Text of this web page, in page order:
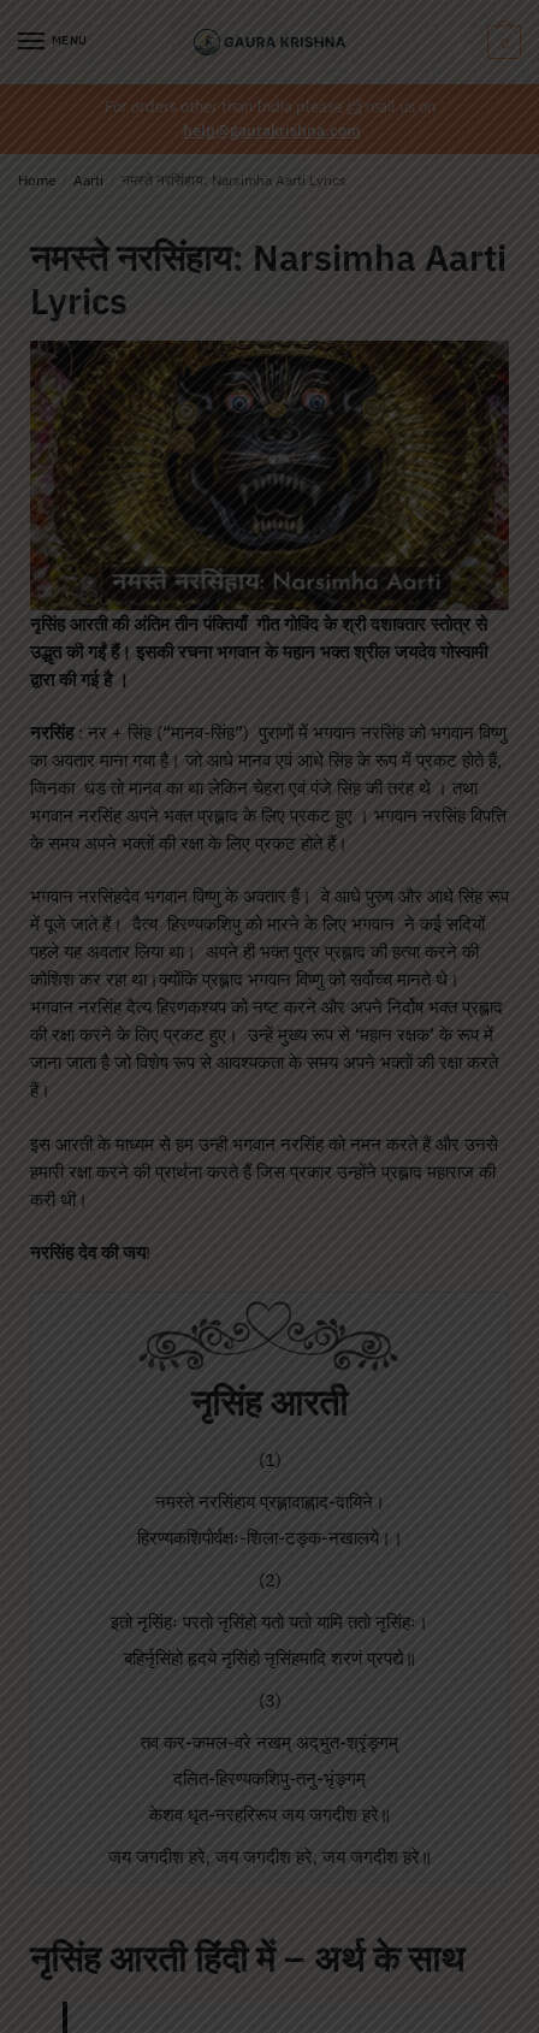
MENU 0
For orders other than India please 📨 mail us on
help@gaurakrishna.com
Home Aarti नमस्ते नरसिंहाय: Narsimha Aarti Lyrics
नमस्ते नरसिंहाय: Narsimha Aarti
Lyrics
नृसिंह आरती की अंतिम तीन पंक्तियाँ गीत गोविंद के श्री दशावतार स्तोत्र से
उद्धृत की गईं हैं। इसकी रचना भगवान के महान भक्त श्रील जयदेव गोस्वामी
द्वारा की गई है ।
नरसिंह: नर + सिंह (“मानव-सिंह”) पुराणों में भगवान नरसिंह को भगवान विष्णु
का अवतार माना गया है। जो आधे मानव एवं आधे सिंह के रूप में प्रकट होते हैं,
जिनका धड तो मानव का था लेकिन चेहरा एवं पंजे सिंह की तरह थे । तथा
भगवान नरसिंह अपने भक्त प्रह्लाद के लिए प्रकट हुए । भगवान नरसिंह विपत्ति
के समय अपने भक्तों की रक्षा के लिए प्रकट होते हैं।
भगवान नरसिंहदेव भगवान विष्णु के अवतार हैं। वे आधे पुरुष और आधे सिंह रूप
में पूजे जाते हैं। दैत्य हिरण्यकशिपु को मारने के लिए भगवान ने कई सदियों
पहले यह अवतार लिया था। अपने ही भक्त पुत्र प्रह्लाद की हत्या करने की
कोशिश कर रहा था।क्योंकि प्रह्लाद भगवान विष्णु को सर्वोच्च मानते थे।
भगवान नरसिंह दैत्य हिरणकश्यप को नष्ट करने और अपने निर्दोष भक्त प्रह्लाद
की रक्षा करने के लिए प्रकट हुए। उन्हें मुख्य रूप से ‘महान रक्षक’ के रूप में
जाना जाता है जो विशेष रूप से आवश्यकता के समय अपने भक्तों की रक्षा करते
हैं।
इस आरती के माध्यम से हम उन्ही भगवान नरसिंह को नमन करते हैं और उनसे
हमारी रक्षा करने की प्रार्थना करते हैं जिस प्रकार उन्होंने प्रह्लाद महाराज की
करी थी।
नरसिंह देव की जय!
नृसिंह आरती
(1)
नमस्ते नरसिंहाय प्रह्लादाह्लाद-दायिने।
हिरण्यकशिपोर्वक्षः-शिला-टङ्क-नखालये।।
(2)
इतो नृसिंहः परतो नृसिंहो यतो यतो यामि ततो नृसिंहः।
बहिर्नृसिंहो हृदये नृसिंहो नृसिंहमादि शरणं प्रपद्ये॥
(3)
तव कर-कमल-वरे नखम्‌ अद्‌भुत-श्रृंङ्गम्‌
दलित-हिरण्यकशिपु-तनु-भृंङ्गम्‌
केशव धृत-नरहरिरूप जय जगदीश हरे॥
जय जगदीश हरे, जय जगदीश हरे, जय जगदीश हरे॥
नृसिंह आरती हिंदी में – अर्थ के साथ